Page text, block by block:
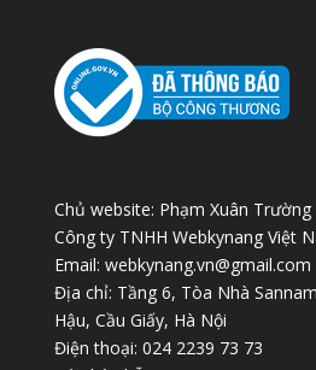
Chủ website: Phạm Xuân Trường
Công ty TNHH Webkynang Việt
Email: webkynang.vn@gmail.com
Địa chỉ: Tầng 6, Tòa Nhà
Hậu, Cầu Giấy, Hà Nội
Điện thoại: 024 2239 73 73